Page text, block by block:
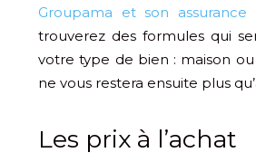
Groupama et son assurance
trouverez des formules qui
votre type de bien : maison
ne vous restera ensuite plus
Les prix à l’achat